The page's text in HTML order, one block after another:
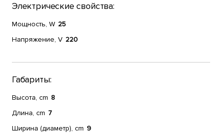
Электрические свойства:
Мощность, W 25
Напряжение, V 220
Габариты:
Высота, cm 8
Длина, cm 7
Ширина (диаметр), cm 9